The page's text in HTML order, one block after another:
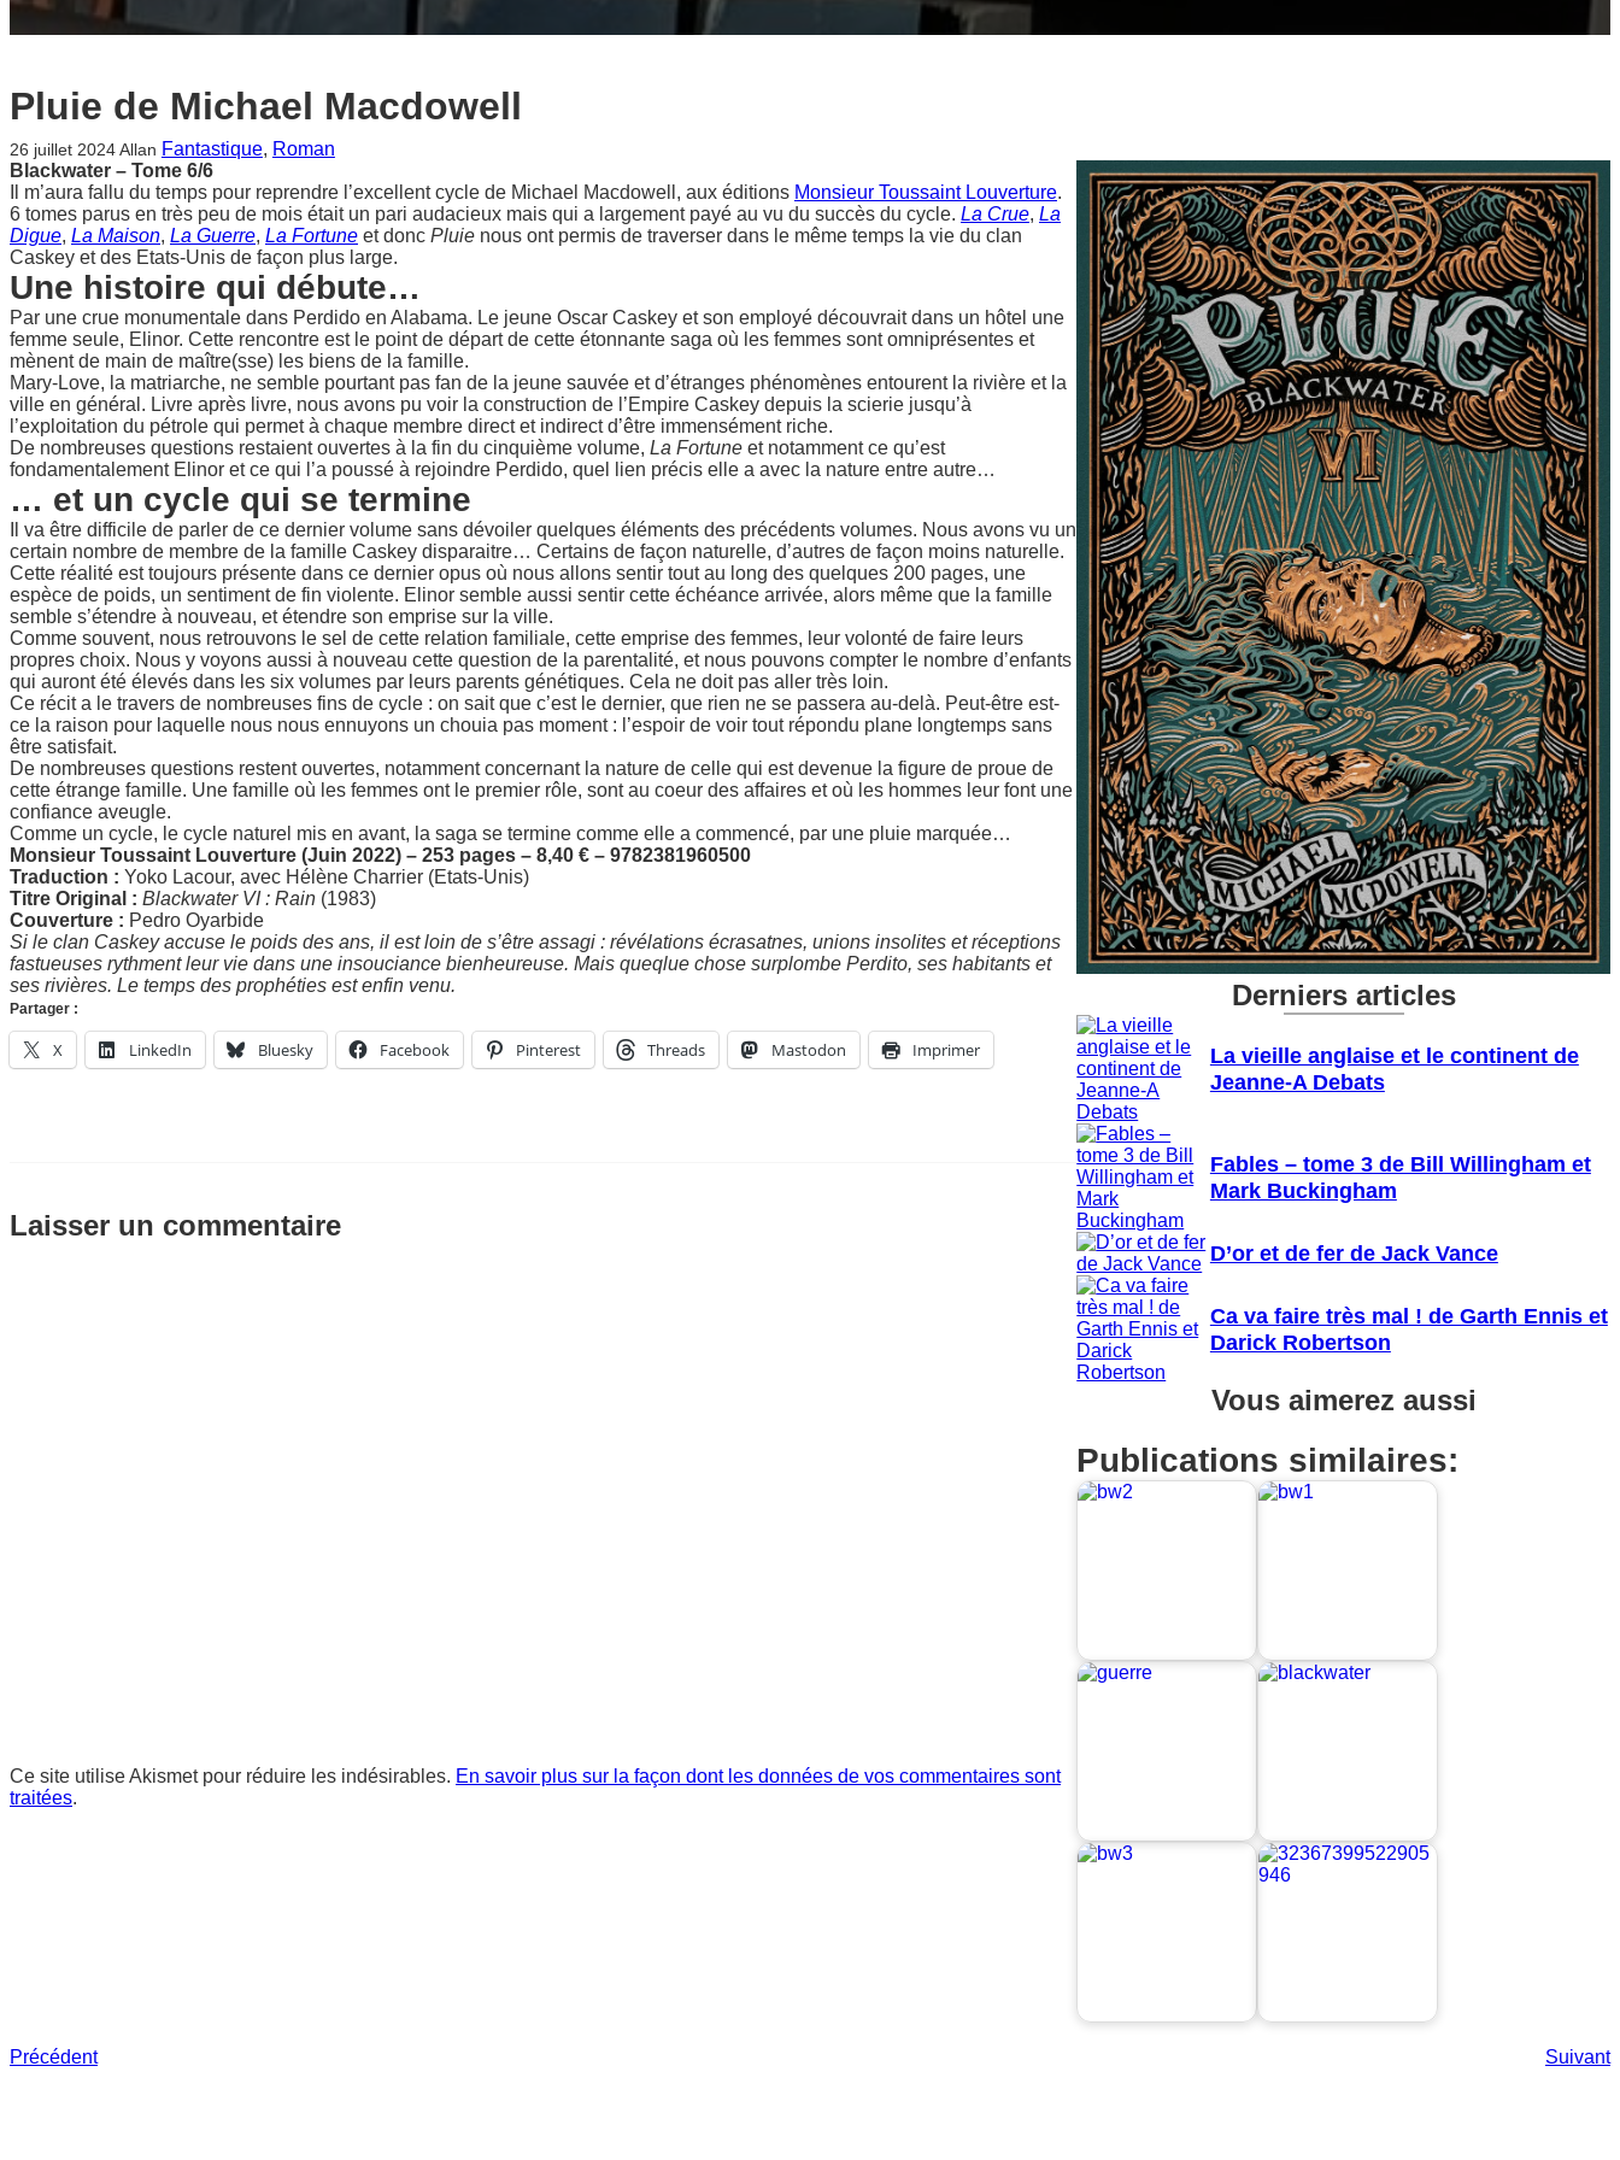
Pluie de Michael Macdowell
26 juillet 2024 Allan Fantastique, Roman
Blackwater – Tome 6/6
Il m’aura fallu du temps pour reprendre l’excellent cycle de Michael Macdowell, aux éditions Monsieur Toussaint Louverture.
6 tomes parus en très peu de mois était un pari audacieux mais qui a largement payé au vu du succès du cycle. La Crue, La
Digue, La Maison, La Guerre, La Fortune et donc Pluie nous ont permis de traverser dans le même temps la vie du clan
Caskey et des Etats-Unis de façon plus large.
Une histoire qui débute…
Par une crue monumentale dans Perdido en Alabama. Le jeune Oscar Caskey et son employé découvrait dans un hôtel une
femme seule, Elinor. Cette rencontre est le point de départ de cette étonnante saga où les femmes sont omniprésentes et
mènent de main de maître(sse) les biens de la famille.
Mary-Love, la matriarche, ne semble pourtant pas fan de la jeune sauvée et d’étranges phénomènes entourent la rivière et la
ville en général. Livre après livre, nous avons pu voir la construction de l’Empire Caskey depuis la scierie jusqu’à
l’exploitation du pétrole qui permet à chaque membre direct et indirect d’être immensément riche.
De nombreuses questions restaient ouvertes à la fin du cinquième volume, La Fortune et notamment ce qu’est
fondamentalement Elinor et ce qui l’a poussé à rejoindre Perdido, quel lien précis elle a avec la nature entre autre…
… et un cycle qui se termine
Il va être difficile de parler de ce dernier volume sans dévoiler quelques éléments des précédents volumes. Nous avons vu un
certain nombre de membre de la famille Caskey disparaitre… Certains de façon naturelle, d’autres de façon moins naturelle.
Cette réalité est toujours présente dans ce dernier opus où nous allons sentir tout au long des quelques 200 pages, une
espèce de poids, un sentiment de fin violente. Elinor semble aussi sentir cette échéance arrivée, alors même que la famille
semble s’étendre à nouveau, et étendre son emprise sur la ville.
Comme souvent, nous retrouvons le sel de cette relation familiale, cette emprise des femmes, leur volonté de faire leurs
propres choix. Nous y voyons aussi à nouveau cette question de la parentalité, et nous pouvons compter le nombre d’enfants
qui auront été élevés dans les six volumes par leurs parents génétiques. Cela ne doit pas aller très loin.
Ce récit a le travers de nombreuses fins de cycle : on sait que c’est le dernier, que rien ne se passera au-delà. Peut-être est-
ce la raison pour laquelle nous nous ennuyons un chouia pas moment : l’espoir de voir tout répondu plane longtemps sans
être satisfait.
De nombreuses questions restent ouvertes, notamment concernant la nature de celle qui est devenue la figure de proue de
cette étrange famille. Une famille où les femmes ont le premier rôle, sont au coeur des affaires et où les hommes leur font une
confiance aveugle.
Comme un cycle, le cycle naturel mis en avant, la saga se termine comme elle a commencé, par une pluie marquée…
Monsieur Toussaint Louverture (Juin 2022) – 253 pages – 8,40 € – 9782381960500
Traduction : Yoko Lacour, avec Hélène Charrier (Etats-Unis)
Titre Original : Blackwater VI : Rain (1983)
Couverture : Pedro Oyarbide
Si le clan Caskey accuse le poids des ans, il est loin de s’être assagi : révélations écrasatnes, unions insolites et réceptions
fastueuses rythment leur vie dans une insouciance bienheureuse. Mais queqlue chose surplombe Perdito, ses habitants et
ses rivières. Le temps des prophéties est enfin venu.
Partager :
X LinkedIn Bluesky Facebook Pinterest Threads Mastodon Imprimer
Laisser un commentaire
Ce site utilise Akismet pour réduire les indésirables. En savoir plus sur la façon dont les données de vos commentaires sont
traitées.
Derniers articles
La vieille anglaise et le continent de
Jeanne-A Debats
Fables – tome 3 de Bill Willingham et
Mark Buckingham
D’or et de fer de Jack Vance
Ca va faire très mal ! de Garth Ennis et
Darick Robertson
Vous aimerez aussi
Publications similaires:
Précédent Suivant